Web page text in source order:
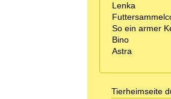
Lenka
So ein armer
Bino
Astra
Tierheimseite